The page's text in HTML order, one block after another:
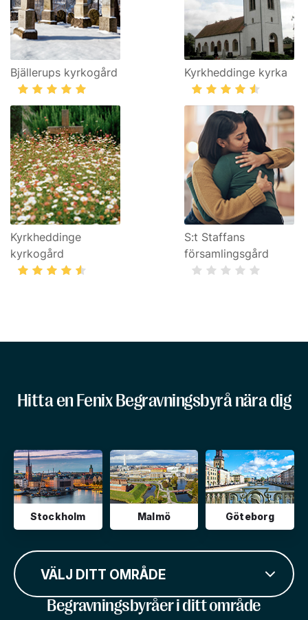
Bjällerups kyrkogård Kyrkheddinge kyrka
Kyrkheddinge
kyrkogård
S:t Staffans
församlingsgård
Hitta en Fenix Begravningsbyrå nära dig
Stockholm Malmö Göteborg
VÄLJ DITT OMRÅDE
Begravningsbyråer i ditt område